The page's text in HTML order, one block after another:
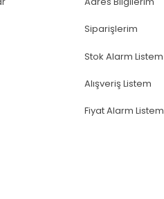
Siparişlerim
Stok Alarm Listem
Alışveriş Listem
Fiyat Alarm Listem